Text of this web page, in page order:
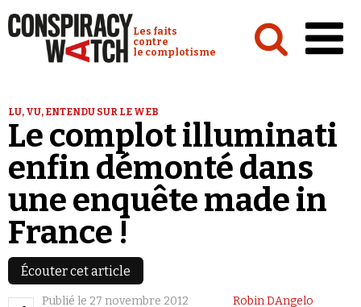
Conspiracy Watch :
Les faits
contre
le complotisme
Analyses
Conspipédia
Vidéos
Émissions
Revues de presse
LU, VU, ENTENDU SUR LE WEB
Le complot illuminati
enfin démonté dans
une enquête made in
France !
Écouter cet article
Publié le 27 novembre 2012
Robin DAngelo